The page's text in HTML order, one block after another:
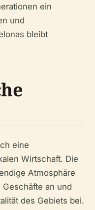
ein
und
bleibt
eine
Wirtschaft. Die
Atmosphäre
an und
des Gebiets bei.